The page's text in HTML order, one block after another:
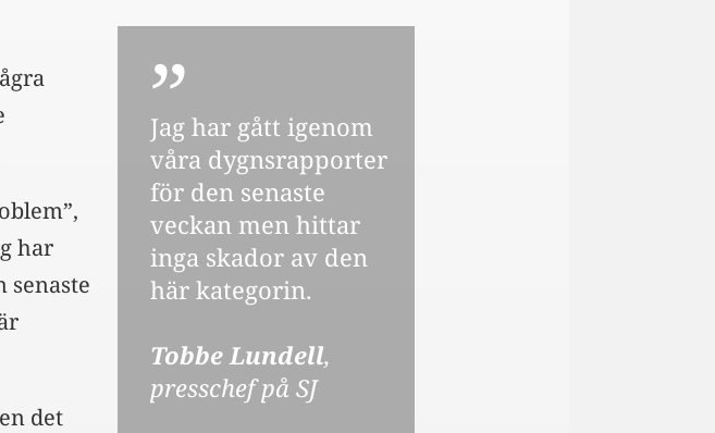
Jag har gått igenom
våra dygnsrapporter
för den senaste
veckan men hittar
inga skador av den
här kategorin.
Tobbe Lundell,
presschef på SJ
har
senaste
det